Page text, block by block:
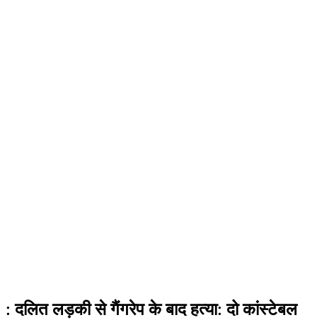
: दलित लड़की से गैंगरेप के बाद हत्या: दो कांस्टेबल